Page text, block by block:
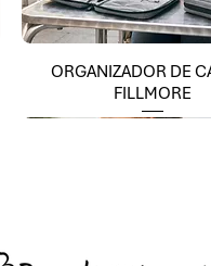
ORGANIZADOR DE
FILLMORE